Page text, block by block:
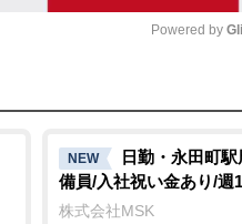
t
e
Powered by
NEW
日勤・永田町
備員/入社祝い金あり/週
株式会社MSK